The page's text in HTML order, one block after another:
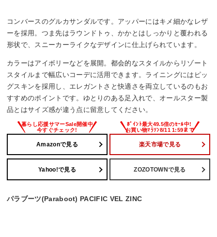
コンバースのグルカサンダルです。アッパーにはキメ細かなレザ
ーを採用。つま先はラウンドトゥ、かかとはしっかりと覆われる
形状で、スニーカーライクなデザインに仕上げられています。
カラーはアイボリーなどを展開。都会的なスタイルからリゾート
スタイルまで幅広いコーデに活用できます。ライニングにはピッ
グスキンを採用し、エレガントさと快適さを両立しているのもお
すすめのポイントです。ゆとりのある足入れで、オールスター製
品とはサイズ感が違う点に留意してください。
Amazonで見る 楽天市場で見る
Yahoo!で見る ZOZOTOWNで見る
パラブーツ(Paraboot) PACIFIC VEL ZINC